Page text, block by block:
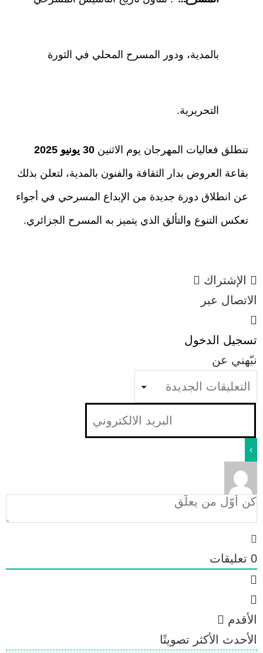
بالمدية، ودور المسرح المحلي في الثورة
التحريرية.
تنطلق فعاليات المهرجان يوم الاثنين 30 يونيو 2025
بقاعة العروض بدار الثقافة والفنون بالمدية، لتعلن بذلك
عن انطلاق دورة جديدة من الإبداع المسرحي في أجواء
تعكس التنوع والتألق الذي يتميز به المسرح الجزائري.
الإشتراك
الاتصال عبر
تسجيل الدخول
نبّهني عن
0 تعليقات
الأقدم
الأحدث
الأكثر تصويتًا